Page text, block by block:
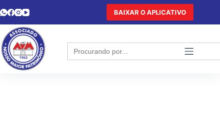
BAIXAR O APLICATIVO
Search
for: